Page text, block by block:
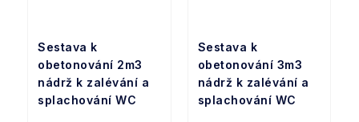
Sestava k
obetonování 2m3
nádrž k zalévání a
splachování WC
Sestava k
obetonování 3m3
nádrž k zalévání a
splachování WC